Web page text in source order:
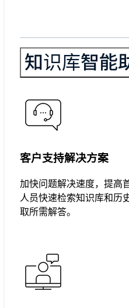
知识库智能
客户支持解决方案
加快问题解决速度，提高
人员快速检索知识库和历
取所需解答。